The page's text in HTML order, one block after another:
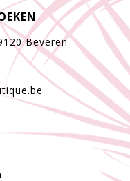
Beveren